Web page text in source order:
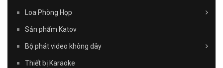
Loa Phòng Họp
Sản phẩm Katov
Bộ phát video không dây
Thiết bị Karaoke